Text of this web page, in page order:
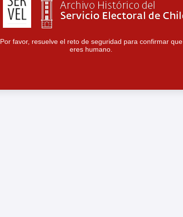
Por favor, resuelve el reto de seguridad para confirmar que
eres humano.